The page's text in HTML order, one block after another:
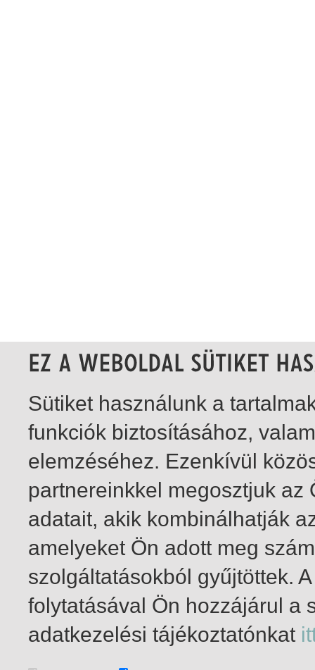
1-0 / insgesamt 0 Treffer
Sütiket használunk a
funkciók biztosításához,
elemzéséhez. Ezenkívül
partnereinkkel megosztjuk
adatait, akik kombinálhatják
amelyeket Ön adott meg
szolgáltatásokból gyűjtöttek.
folytatásával Ön hozzájárul a
adatkezelési tájékoztatónkat